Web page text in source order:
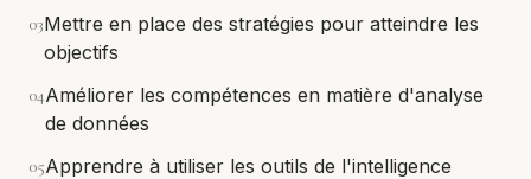
03Mettre en place des stratégies pour atteindre les
objectifs
04Améliorer les compétences en matière d'analyse
de données
05Apprendre à utiliser les outils de l'intelligence